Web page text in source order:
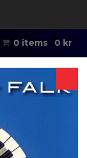
0 items 0 kr